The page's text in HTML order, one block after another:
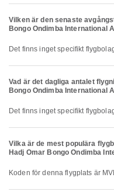
Vilken är den senaste
Bongo Ondimba International
Det finns inget specifikt
Vad är det dagliga antalet
Bongo Ondimba International
Det finns inget specifikt
Vilka är de mest populära
Hadj Omar Bongo Ondimba
Koden för denna flygplats är